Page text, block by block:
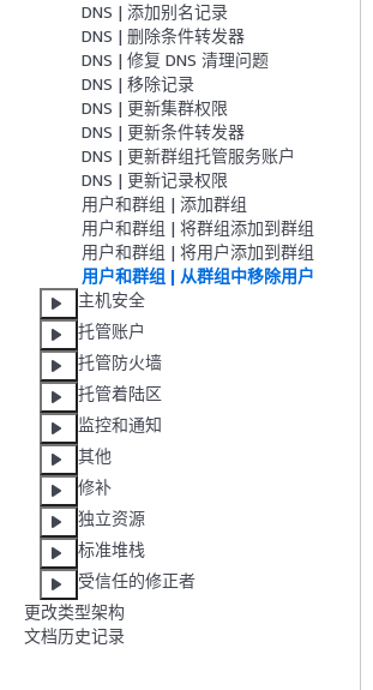
DNS | 添加别名记录
DNS | 删除条件转发器
DNS | 修复 DNS 清理问题
DNS | 移除记录
DNS | 更新集群权限
DNS | 更新条件转发器
DNS | 更新群组托管服务账户
DNS | 更新记录权限
用户和群组 | 添加群组
用户和群组 | 将群组添加到群组
用户和群组 | 将用户添加到群组
用户和群组 | 从群组中移除用户
主机安全
托管账户
托管防火墙
托管着陆区
监控和通知
其他
修补
独立资源
标准堆栈
受信任的修正者
更改类型架构
文档历史记录